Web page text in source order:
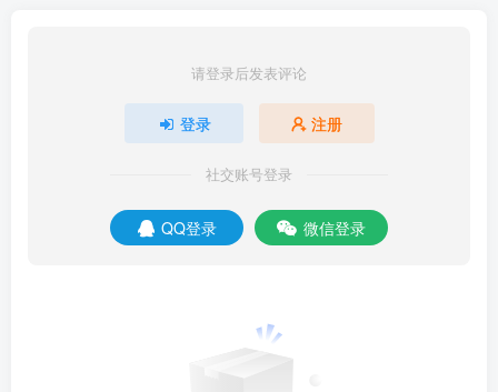
请登录后发表评论
登录 注册
社交账号登录
QQ登录 微信登录